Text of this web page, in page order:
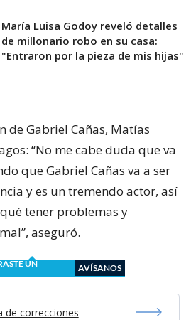
María Luisa Godoy reveló detalles
de millonario robo en su casa:
"Entraron por la pieza de mis hijas"
de Gabriel Cañas, Matías
“No me cabe duda que va
que Gabriel Cañas va a ser
y es un tremendo actor, así
tener problemas y
aseguró.
UN
AVÍSANOS
de correcciones